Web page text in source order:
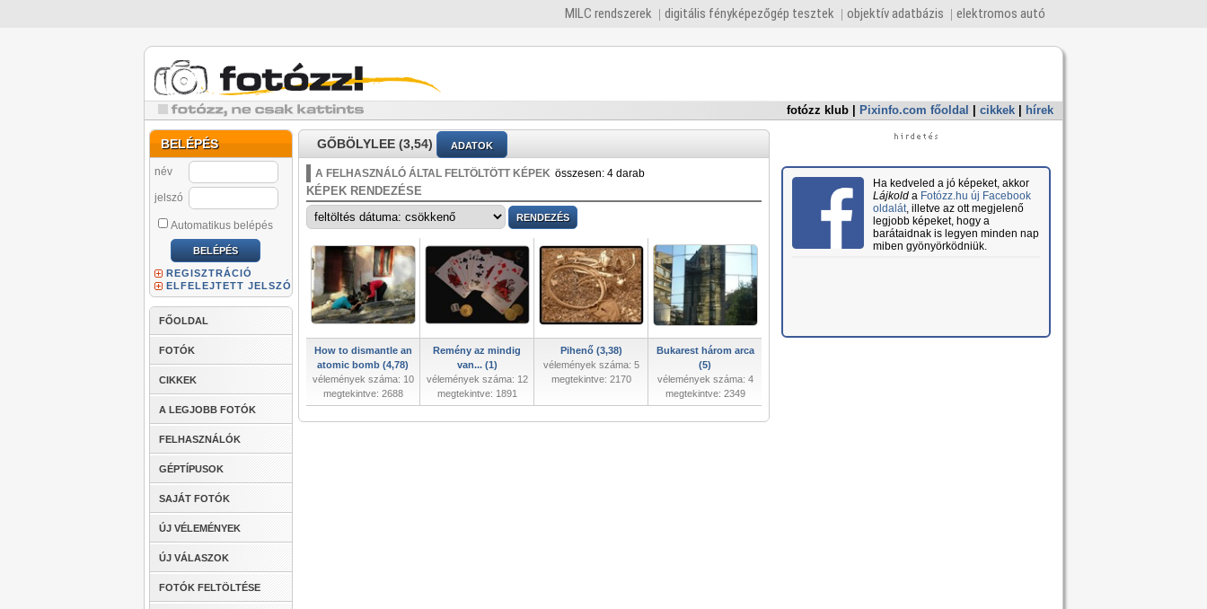
MILC rendszerek digitális fényképezőgép tesztek objektív adatbázis elektromos autó
fotózz klub Pixinfo.com főoldal cikkek hírek
BELÉPÉS
név
jelszó
Automatikus belépés
REGISZTRÁCIÓ
ELFELEJTETT JELSZÓ
FŐOLDAL
FOTÓK
CIKKEK
A LEGJOBB FOTÓK
FELHASZNÁLÓK
GÉPTÍPUSOK
SAJÁT FOTÓK
ÚJ VÉLEMÉNYEK
ÚJ VÁLASZOK
FOTÓK FELTÖLTÉSE
GŐBÖLYLEE (3,54) ADATOK
A FELHASZNÁLÓ ÁLTAL FELTÖLTÖTT KÉPEK összesen: 4 darab
KÉPEK RENDEZÉSE
How to dismantle an
atomic bomb (4,78)
vélemények száma: 10
megtekintve: 2688
Remény az mindig
van... (1)
vélemények száma: 12
megtekintve: 1891
Pihenő (3,38)
vélemények száma: 5
megtekintve: 2170
Bukarest három arca
(5)
vélemények száma: 4
megtekintve: 2349
Ha kedveled a jó képeket, akkor
Lájkolda Fotózz.hu új Facebook
oldalát, illetve az ott megjelenő
legjobb képeket, hogy a
barátaidnak is legyen minden nap
miben gyönyörködniük.